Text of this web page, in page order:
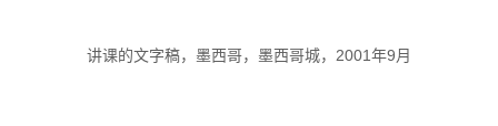
讲课的文字稿，墨西哥，墨西哥城，2001年9月